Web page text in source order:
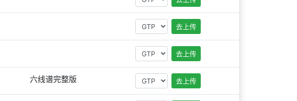
去上传
去上传
六线谱完整版 去上传